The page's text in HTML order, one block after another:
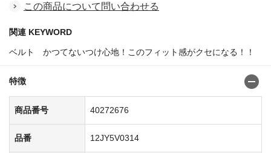
この商品について問い合わせる
関連 KEYWORD
ベルト かつてないつけ心地！このフィット感がクセになる！！
特徴
商品番号 40272676
品番 12JY5V0314